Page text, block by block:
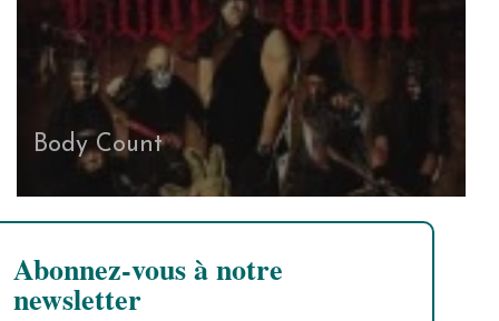
Body Count
Abonnez-vous à notre
newsletter